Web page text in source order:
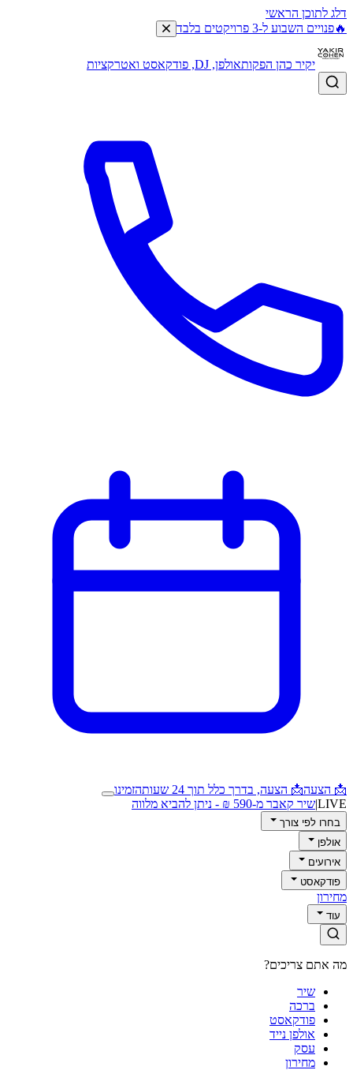
דלג לתוכן הראשי
🔥פנויים השבוע ל-3 פרויקטים בלבד
יקיר כהן הפקותאולפן, DJ, פודקאסט ואטרקציות
📩 הצעה📩 הצעה, בדרך כלל תוך 24 שעות
הזמינו
LIVE
|שיר קאבר מ-590 ₪ - ניתן להביא מלווה
בחרו לפי צורך
אולפן
אירועים
פודקאסט
מחירון
עוד
מה אתם צריכים?
שיר
ברכה
פודקאסט
אולפן נייד
עסק
מחירון